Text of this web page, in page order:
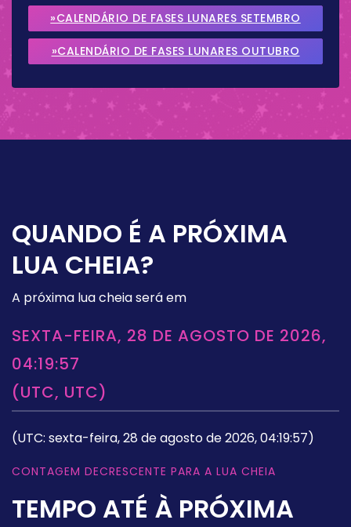
2026
»CALENDÁRIO DE FASES LUNARES SETEMBRO
2026
»CALENDÁRIO DE FASES LUNARES OUTUBRO
QUANDO É A PRÓXIMA
LUA CHEIA?
A próxima lua cheia será em
SEXTA-FEIRA, 28 DE AGOSTO DE 2026,
04:19:57
(UTC, UTC)
(UTC: sexta-feira, 28 de agosto de 2026, 04:19:57)
CONTAGEM DECRESCENTE PARA A LUA CHEIA
TEMPO ATÉ À PRÓXIMA